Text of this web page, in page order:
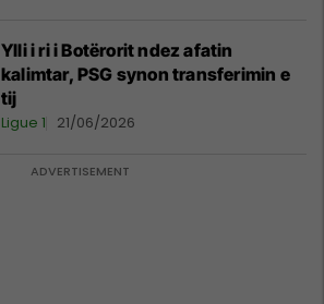
Ylli i ri i Botërorit ndez afatin
kalimtar, PSG synon transferimin e
tij
Ligue 1 21/06/2026